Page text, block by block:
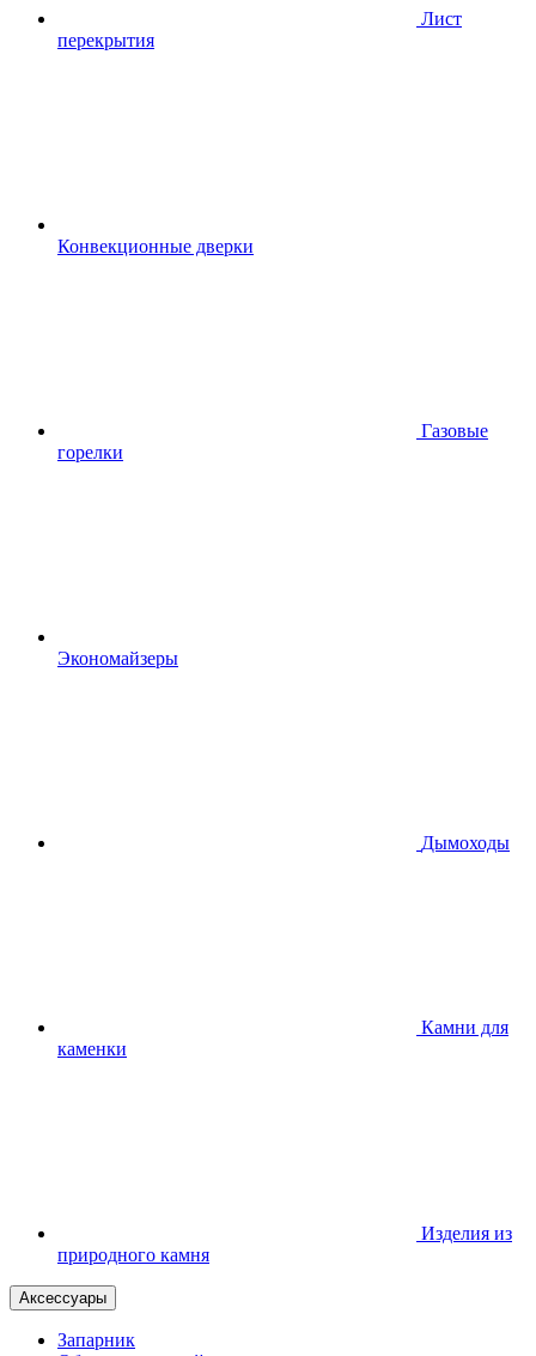
Лист
перекрытия
Конвекционные дверки
Газовые
горелки
Экономайзеры
Дымоходы
Камни для
каменки
Изделия из
природного камня
Аксессуары
Запарник